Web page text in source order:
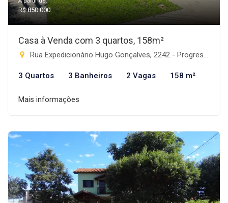
R$ 850.000
Casa à Venda com 3 quartos, 158m²
Rua Expedicionário Hugo Gonçalves, 2242 - Progresso, Rio Brilhante-MS
3 Quartos 3 Banheiros 2 Vagas 158 m²
Mais informações